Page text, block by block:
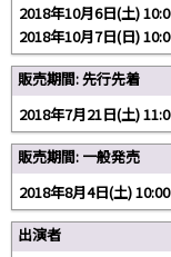
2018年10月6日(土)
2018年10月7日(日)
販売期間: 先行先着
2018年7月21日(土)
販売期間: 一般発売
2018年8月4日(土)
出演者